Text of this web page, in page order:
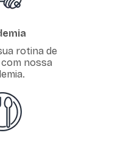
rotina de
nossa